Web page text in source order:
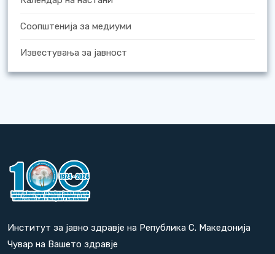
Соопштенија за медиуми
Известувања за јавност
Институт за јавно здравје на Република С. Македонија
Чувар на Вашето здравје